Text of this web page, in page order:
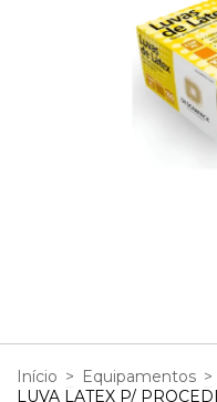
Início > Equipamentos >
LUVA LATEX P/